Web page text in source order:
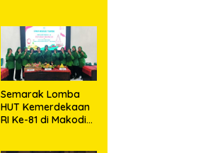
Semarak Lomba
HUT Kemerdekaan
RI Ke-81 di Makodim